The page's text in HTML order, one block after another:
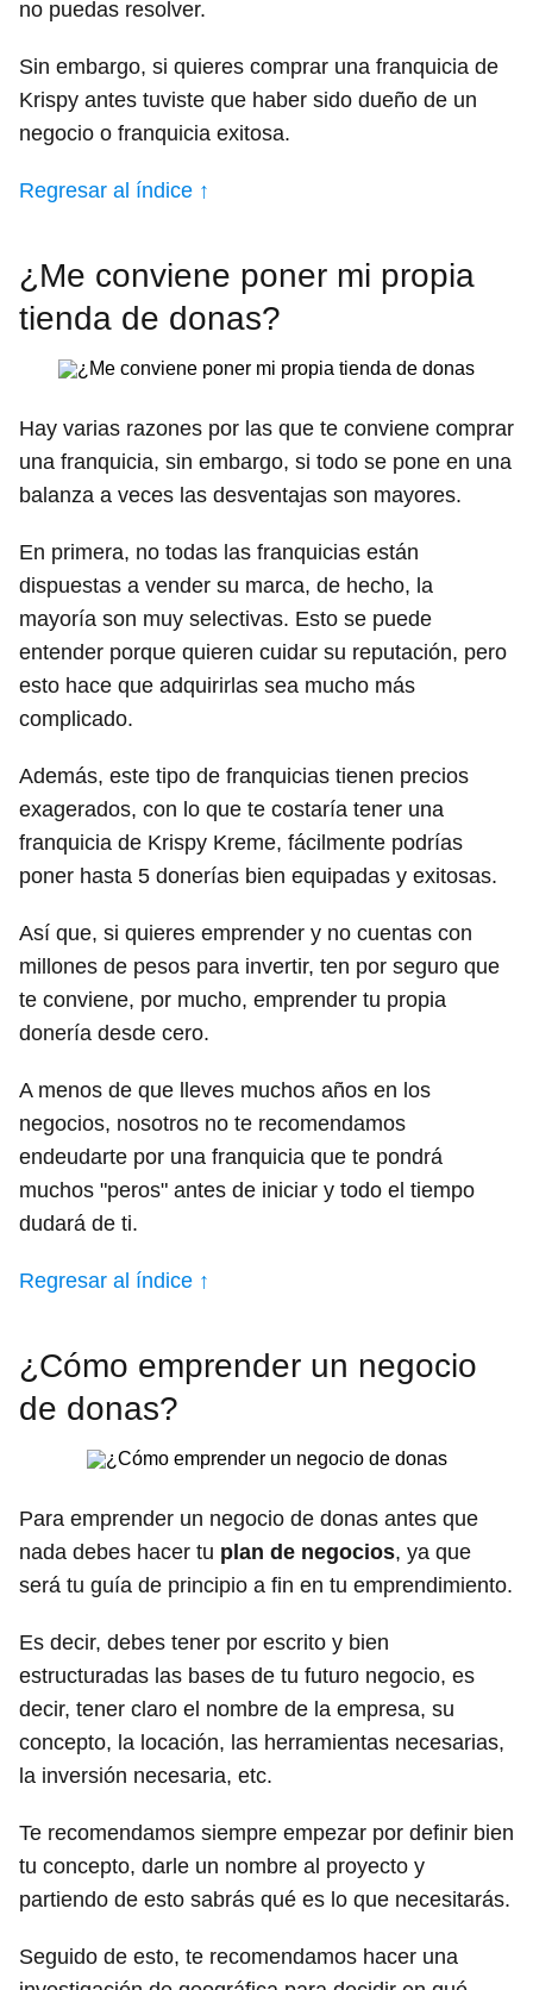
no puedas resolver.
Sin embargo, si quieres comprar una franquicia de
Krispy antes tuviste que haber sido dueño de un
negocio o franquicia exitosa.
Regresar al índice ↑
¿Me conviene poner mi propia
tienda de donas?
Hay varias razones por las que te conviene comprar
una franquicia, sin embargo, si todo se pone en una
balanza a veces las desventajas son mayores.
En primera, no todas las franquicias están
dispuestas a vender su marca, de hecho, la
mayoría son muy selectivas. Esto se puede
entender porque quieren cuidar su reputación, pero
esto hace que adquirirlas sea mucho más
complicado.
Además, este tipo de franquicias tienen precios
exagerados, con lo que te costaría tener una
franquicia de Krispy Kreme, fácilmente podrías
poner hasta 5 donerías bien equipadas y exitosas.
Así que, si quieres emprender y no cuentas con
millones de pesos para invertir, ten por seguro que
te conviene, por mucho, emprender tu propia
donería desde cero.
A menos de que lleves muchos años en los
negocios, nosotros no te recomendamos
endeudarte por una franquicia que te pondrá
muchos "peros" antes de iniciar y todo el tiempo
dudará de ti.
Regresar al índice ↑
¿Cómo emprender un negocio
de donas?
Para emprender un negocio de donas antes que
nada debes hacer tu plan de negocios, ya que
será tu guía de principio a fin en tu emprendimiento.
Es decir, debes tener por escrito y bien
estructuradas las bases de tu futuro negocio, es
decir, tener claro el nombre de la empresa, su
concepto, la locación, las herramientas necesarias,
la inversión necesaria, etc.
Te recomendamos siempre empezar por definir bien
tu concepto, darle un nombre al proyecto y
partiendo de esto sabrás qué es lo que necesitarás.
Seguido de esto, te recomendamos hacer una